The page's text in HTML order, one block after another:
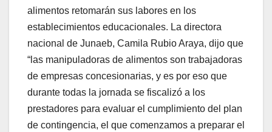
alimentos retomarán sus labores en los
establecimientos educacionales. La directora
nacional de Junaeb, Camila Rubio Araya, dijo que
“las manipuladoras de alimentos son trabajadoras
de empresas concesionarias, y es por eso que
durante todas la jornada se fiscalizó a los
prestadores para evaluar el cumplimiento del plan
de contingencia, el que comenzamos a preparar el